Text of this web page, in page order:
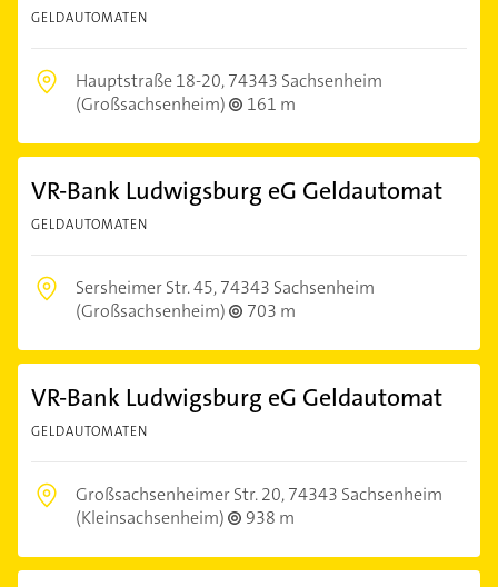
GELDAUTOMATEN
Hauptstraße 18-20,74343 Sachsenheim
(Großsachsenheim)
161 m
VR-Bank Ludwigsburg eG Geldautomat
GELDAUTOMATEN
Sersheimer Str. 45,74343 Sachsenheim
(Großsachsenheim)
703 m
VR-Bank Ludwigsburg eG Geldautomat
GELDAUTOMATEN
Großsachsenheimer Str. 20,74343 Sachsenheim
(Kleinsachsenheim)
938 m